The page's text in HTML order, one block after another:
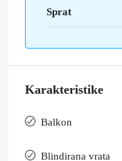
Sprat
Karakteristike
Balkon
Blindirana vrata